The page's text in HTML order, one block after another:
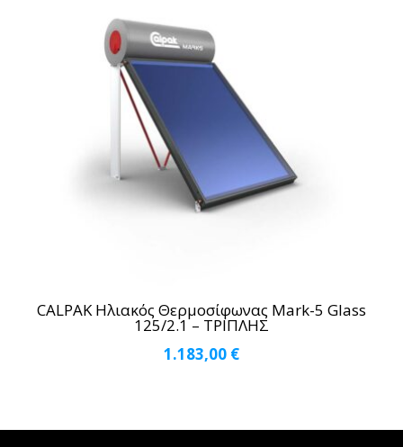
CALPAK Ηλιακός Θερμοσίφωνας Mark-5 Glass
125/2.1 – ΤΡΙΠΛΗΣ
1.183,00 €